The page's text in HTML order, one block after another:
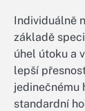
Individuálně
základě
úhel útoku a
lepší
jedinečnému
standardní